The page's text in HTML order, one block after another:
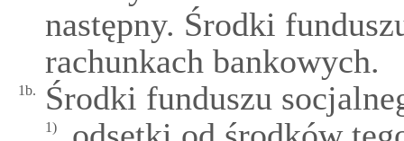
następny. Środki
rachunkach bankowych.
1b. Środki funduszu
1)